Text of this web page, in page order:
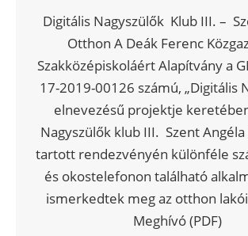
Digitális Nagyszülők Klub III. –
Otthon A Deák Ferenc
Szakközépiskoláért Alapítvány a
17-2019-00126 számú, „Digitális
elnevezésű projektje
Nagyszülők klub III. Szent
tartott rendezvényén különféle
és okostelefonon található
ismerkedtek meg az otthon
Meghívó (PDF)